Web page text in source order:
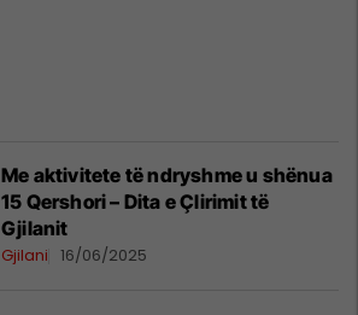
Me aktivitete të ndryshme u shënua
15 Qershori – Dita e Çlirimit të
Gjilanit
Gjilani 16/06/2025